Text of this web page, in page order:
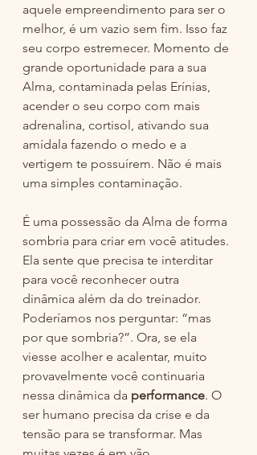
aquele empreendimento para ser o
melhor, é um vazio sem fim. Isso faz
seu corpo estremecer. Momento de
grande oportunidade para a sua
Alma, contaminada pelas Erínias,
acender o seu corpo com mais
adrenalina, cortisol, ativando sua
amídala fazendo o medo e a
vertigem te possuírem. Não é mais
uma simples contaminação.
É uma possessão da Alma de forma
sombria para criar em você atitudes.
Ela sente que precisa te interditar
para você reconhecer outra
dinâmica além da do treinador.
Poderíamos nos perguntar: “mas
por que sombria?”. Ora, se ela
viesse acolher e acalentar, muito
provavelmente você continuaria
nessa dinâmica da performance. O
ser humano precisa da crise e da
tensão para se transformar. Mas